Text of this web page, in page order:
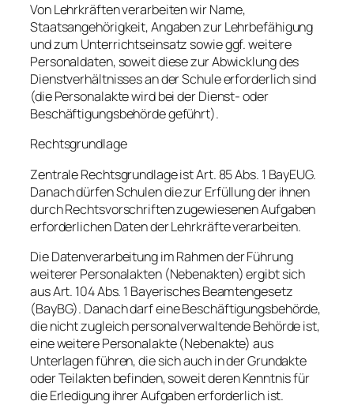
Von Lehrkräften verarbeiten wir Name,
Staatsangehörigkeit, Angaben zur Lehrbefähigung
und zum Unterrichtseinsatz sowie ggf. weitere
Personaldaten, soweit diese zur Abwicklung des
Dienstverhältnisses an der Schule erforderlich sind
(die Personalakte wird bei der Dienst- oder
Beschäftigungsbehörde geführt).
Rechtsgrundlage
Zentrale Rechtsgrundlage ist Art. 85 Abs. 1 BayEUG.
Danach dürfen Schulen die zur Erfüllung der ihnen
durch Rechtsvorschriften zugewiesenen Aufgaben
erforderlichen Daten der Lehrkräfte verarbeiten.
Die Datenverarbeitung im Rahmen der Führung
weiterer Personalakten (Nebenakten) ergibt sich
aus Art. 104 Abs. 1 Bayerisches Beamtengesetz
(BayBG). Danach darf eine Beschäftigungsbehörde,
die nicht zugleich personalverwaltende Behörde ist,
eine weitere Personalakte (Nebenakte) aus
Unterlagen führen, die sich auch in der Grundakte
oder Teilakten befinden, soweit deren Kenntnis für
die Erledigung ihrer Aufgaben erforderlich ist.